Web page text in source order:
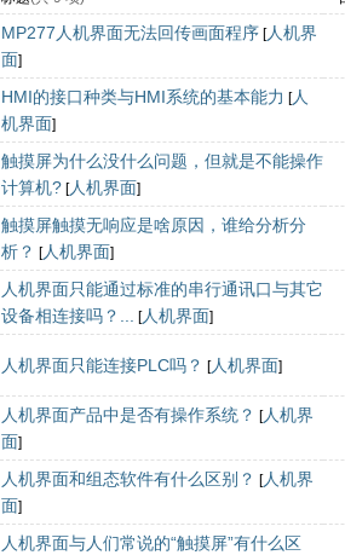
MP277人机界面无法回传画面程序[人机界
面]
HMI的接口种类与HMI系统的基本能力 [人
机界面]
触摸屏为什么没什么问题，但就是不能操作
计算机?[人机界面]
触摸屏触摸无响应是啥原因，谁给分析分
析？ [人机界面]
人机界面只能通过标准的串行通讯口与其它
设备相连接吗？... [人机界面]
人机界面只能连接PLC吗？ [人机界面]
人机界面产品中是否有操作系统？ [人机界
面]
人机界面和组态软件有什么区别？ [人机界
面]
人机界面与人们常说的“触摸屏”有什么区